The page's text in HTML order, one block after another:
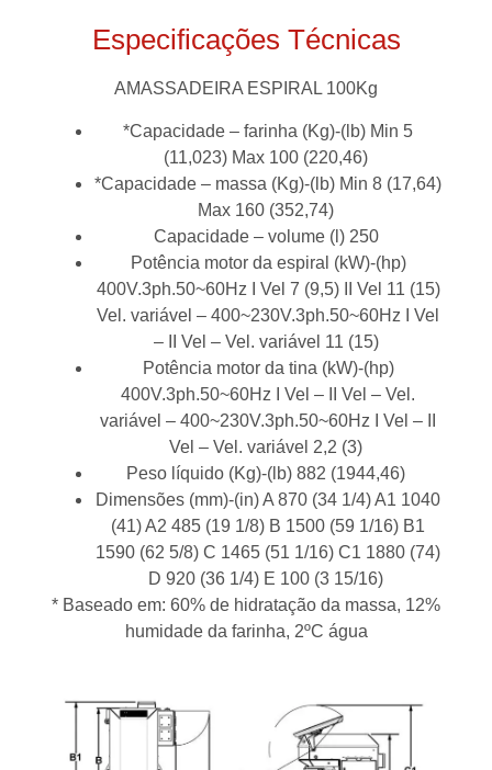
Especificações Técnicas
AMASSADEIRA ESPIRAL 100Kg
*Capacidade – farinha (Kg)-(lb) Min 5
(11,023) Max 100 (220,46)
*Capacidade – massa (Kg)-(lb) Min 8 (17,64)
Max 160 (352,74)
Capacidade – volume (l) 250
Potência motor da espiral (kW)-(hp)
400V.3ph.50~60Hz I Vel 7 (9,5) II Vel 11 (15)
Vel. variável – 400~230V.3ph.50~60Hz I Vel
– II Vel – Vel. variável 11 (15)
Potência motor da tina (kW)-(hp)
400V.3ph.50~60Hz I Vel – II Vel – Vel.
variável – 400~230V.3ph.50~60Hz I Vel – II
Vel – Vel. variável 2,2 (3)
Peso líquido (Kg)-(lb) 882 (1944,46)
Dimensões (mm)-(in) A 870 (34 1/4) A1 1040
(41) A2 485 (19 1/8) B 1500 (59 1/16) B1
1590 (62 5/8) C 1465 (51 1/16) C1 1880 (74)
D 920 (36 1/4) E 100 (3 15/16)
* Baseado em: 60% de hidratação da massa, 12%
humidade da farinha, 2ºC água